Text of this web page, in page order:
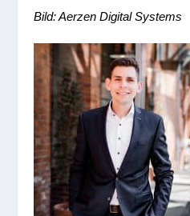
Bild:Aerzen Digital Systems